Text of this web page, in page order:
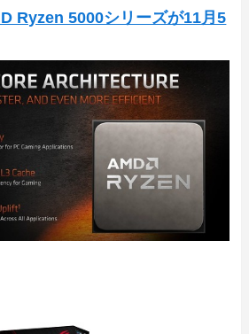
Ryzen 5000シリーズが11月5